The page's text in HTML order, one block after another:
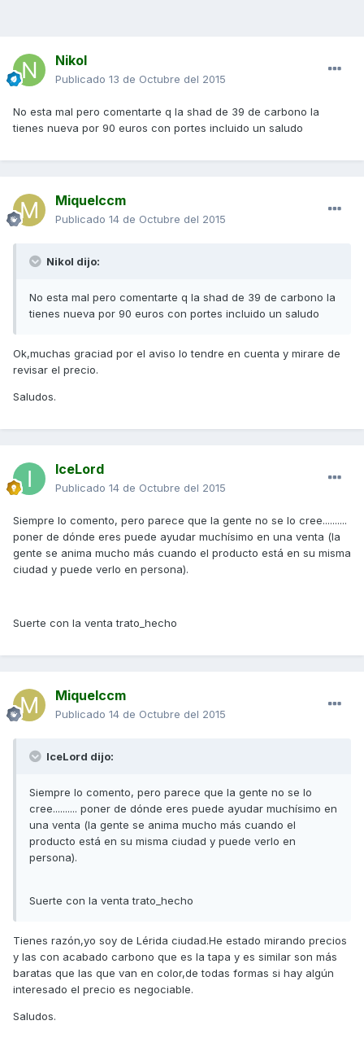
Nikol
Publicado 13 de Octubre del 2015
No esta mal pero comentarte q la shad de 39 de carbono la
tienes nueva por 90 euros con portes incluido un saludo
Miquelccm
Publicado 14 de Octubre del 2015
Nikol dijo:
No esta mal pero comentarte q la shad de 39 de carbono la
tienes nueva por 90 euros con portes incluido un saludo
Ok,muchas graciad por el aviso lo tendre en cuenta y mirare de
revisar el precio.
Saludos.
IceLord
Publicado 14 de Octubre del 2015
Siempre lo comento, pero parece que la gente no se lo cree..........
poner de dónde eres puede ayudar muchísimo en una venta (la
gente se anima mucho más cuando el producto está en su misma
ciudad y puede verlo en persona).
Suerte con la venta trato_hecho
Miquelccm
Publicado 14 de Octubre del 2015
IceLord dijo:
Siempre lo comento, pero parece que la gente no se lo
cree.......... poner de dónde eres puede ayudar muchísimo en
una venta (la gente se anima mucho más cuando el
producto está en su misma ciudad y puede verlo en
persona).
Suerte con la venta trato_hecho
Tienes razón,yo soy de Lérida ciudad.He estado mirando precios
y las con acabado carbono que es la tapa y es similar son más
baratas que las que van en color,de todas formas si hay algún
interesado el precio es negociable.
Saludos.